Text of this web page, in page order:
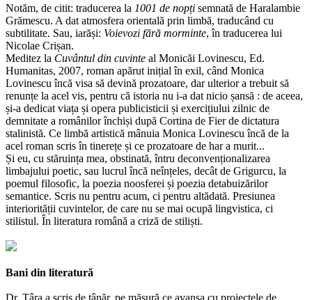
Notăm, de citit: traducerea la 1001 de nopți semnată de Haralambie
Grămescu. A dat atmosfera orientală prin limbă, traducând cu
subtilitate. Sau, iarăși: Voievozi fără morminte, în traducerea lui
Nicolae Crișan.
Meditez la Cuvântul din cuvinte al Monicăi Lovinescu, Ed.
Humanitas, 2007, roman apărut inițial în exil, când Monica
Lovinescu încă visa să devină prozatoare, dar ulterior a trebuit să
renunțe la acel vis, pentru că istoria nu i-a dat nicio șansă : de aceea,
și-a dedicat viața și opera publicisticii și exercițiului zilnic de
demnitate a românilor închiși după Cortina de Fier de dictatura
stalinistă. Ce limbă artistică mânuia Monica Lovinescu încă de la
acel roman scris în tinerețe și ce prozatoare de har a murit...
Și eu, cu stăruința mea, obstinată, întru deconvenționalizarea
limbajului poetic, sau lucrul încă neînțeles, decât de Grigurcu, la
poemul filosofic, la poezia noosferei și poezia detabuizărilor
semantice. Scris nu pentru acum, ci pentru altădată. Presiunea
interiorității cuvintelor, de care nu se mai ocupă lingvistica, ci
stilistul. În literatura română a criză de stiliști.
Bani din literatură